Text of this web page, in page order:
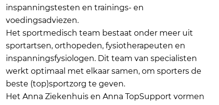
inspanningstesten en trainings- en
voedingsadviezen.
Het sportmedisch team bestaat onder meer uit
sportartsen, orthopeden, fysiotherapeuten en
inspanningsfysiologen. Dit team van specialisten
werkt optimaal met elkaar samen, om sporters de
beste (top)sportzorg te geven.
Het Anna Ziekenhuis en Anna TopSupport vormen